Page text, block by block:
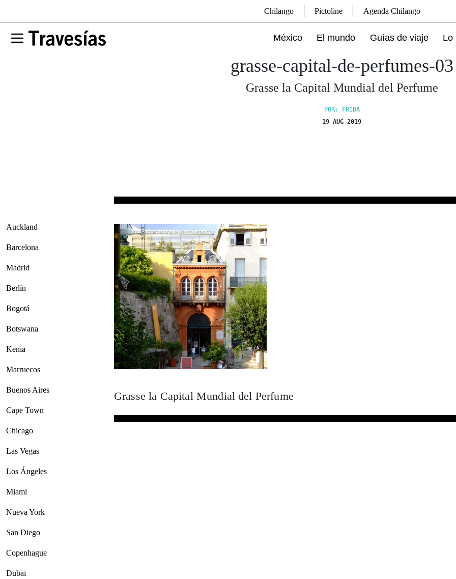
Chilango Pictoline Agenda Chilango
México El mundo Guías de viaje Lo
grasse-capital-de-perfumes-03
Grasse la Capital Mundial del Perfume
POR: FRIDA
19 AUG 2019
Auckland
Barcelona
Madrid
Berlín
Bogotá
Botswana
Kenia
Marruecos
Buenos Aires
Cape Town
Chicago
Las Vegas
Los Ángeles
Miami
Nueva York
San Diego
Copenhague
Dubai
Grasse la Capital Mundial del Perfume